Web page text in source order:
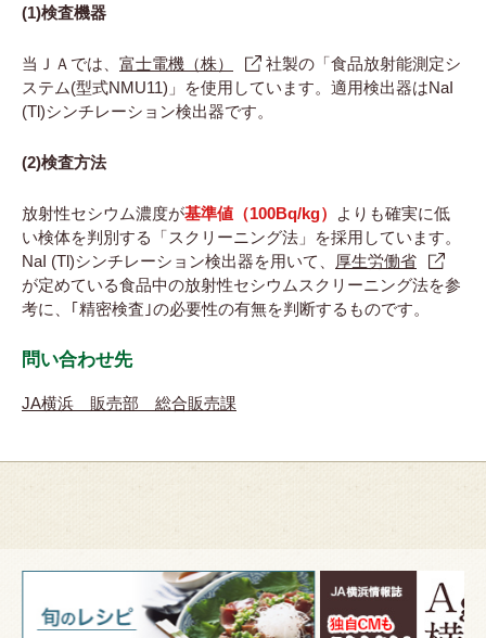
(1)検査機器
当ＪＡでは、 富士電機（株）
社製の「食品放射能測定シ
ステム(型式NMU11)」を使用しています。適用検出器はNaI
(Tl)シンチレーション検出器です。
(2)検査方法
放射性セシウム濃度が基準値（100Bq/kg）
よりも確実に低
い検体を判別する「スクリーニング法」を採用しています。
NaI (Tl)シンチレーション検出器を用いて、
厚生労働省
が定めている食品中の放射性セシウムスクリーニング法を参
考に、｢精密検査｣の必要性の有無を判断するものです。
問い合わせ先
JA横浜 販売部 総合販売課